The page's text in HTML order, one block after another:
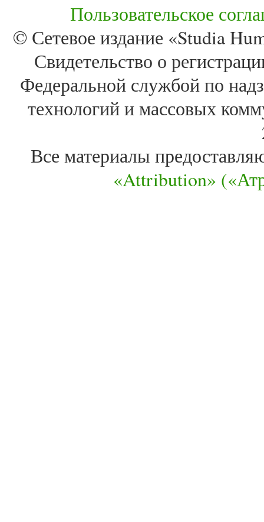
Пользовательское
© Сетевое издание «Studia
Свидетельство о
Федеральной службой по
технологий и массовых
Все материалы
«Attribution»